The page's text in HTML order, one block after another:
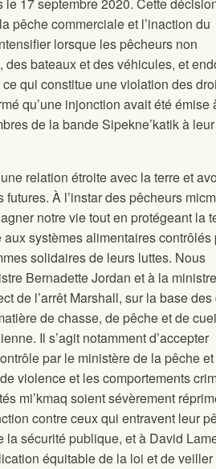
17 septembre 2020. Cette
pêche commerciale et l’inaction du
lorsque les pêcheurs non
bateaux et des véhicules, et
qui constitue une violation des
qu’une injonction avait été émise
de la bande Sipekne’katik à leur
relation étroite avec la terre et
À l’instar des pêcheurs
notre vie tout en protégeant la
systèmes alimentaires contrôlés
solidaires de leurs luttes. Nous
Bernadette Jordan et à la
de l’arrêt Marshall, sur la base des
de chasse, de pêche et de
Il s’agit notamment d’accepter
par le ministère de la pêche
violence et les comportements
mi’kmaq soient sévèrement
contre ceux qui entravent leur
sécurité publique, et à David
équitable de la loi et de